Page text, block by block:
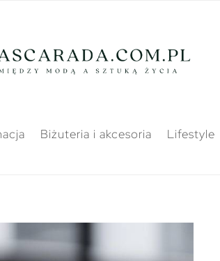
Biżuteria i akcesoria Lifestyle